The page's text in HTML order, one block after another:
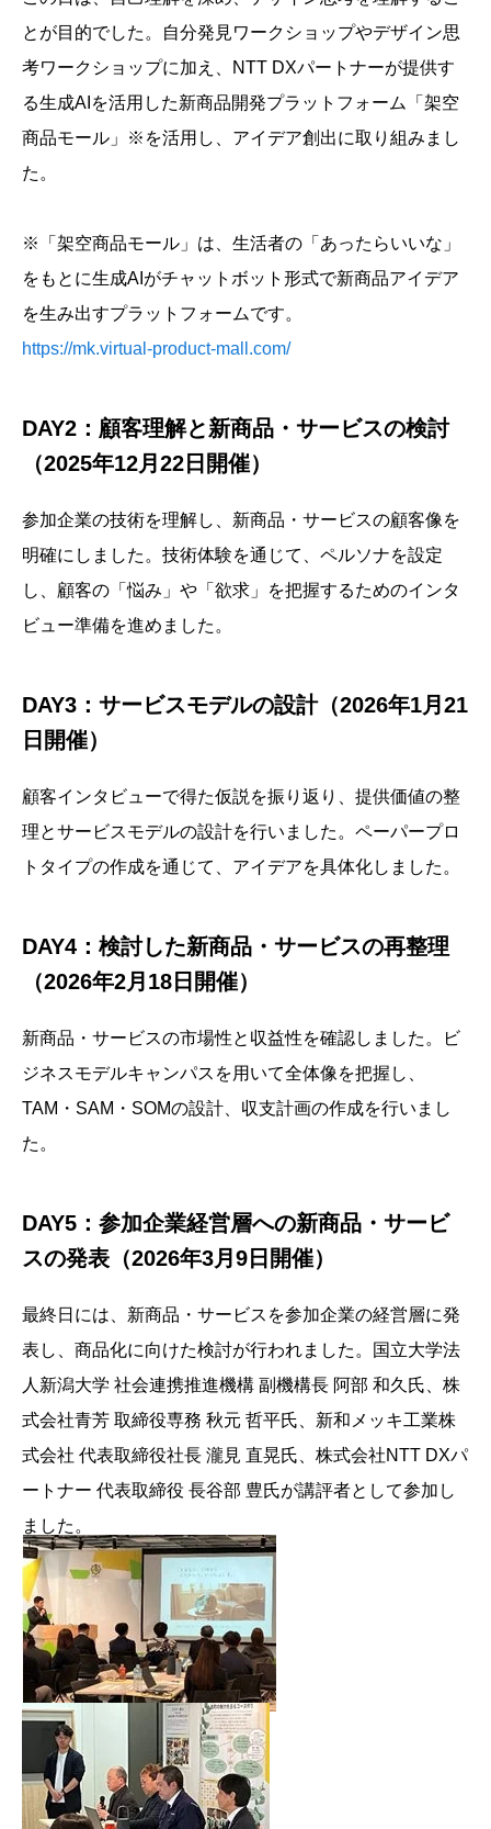
とが目的でした。自分発見ワークショップやデザイン思
考ワークショップに加え、NTT DXパートナーが提供す
る生成AIを活用した新商品開発プラットフォーム「架空
商品モール」※を活用し、アイデア創出に取り組みまし
た。
※「架空商品モール」は、生活者の「あったらいいな」
をもとに生成AIがチャットボット形式で新商品アイデア
を生み出すプラットフォームです。
https://mk.virtual-product-mall.com/
DAY2：顧客理解と新商品・サービスの検討
（2025年12月22日開催）
参加企業の技術を理解し、新商品・サービスの顧客像を
明確にしました。技術体験を通じて、ペルソナを設定
し、顧客の「悩み」や「欲求」を把握するためのインタ
ビュー準備を進めました。
DAY3：サービスモデルの設計（2026年1月21
日開催）
顧客インタビューで得た仮説を振り返り、提供価値の整
理とサービスモデルの設計を行いました。ペーパープロ
トタイプの作成を通じて、アイデアを具体化しました。
DAY4：検討した新商品・サービスの再整理
（2026年2月18日開催）
新商品・サービスの市場性と収益性を確認しました。ビ
ジネスモデルキャンパスを用いて全体像を把握し、
TAM・SAM・SOMの設計、収支計画の作成を行いまし
た。
DAY5：参加企業経営層への新商品・サービ
スの発表（2026年3月9日開催）
最終日には、新商品・サービスを参加企業の経営層に発
表し、商品化に向けた検討が行われました。国立大学法
人新潟大学 社会連携推進機構 副機構長 阿部 和久氏、株
式会社青芳 取締役専務 秋元 哲平氏、新和メッキ工業株
式会社 代表取締役社長 瀧見 直晃氏、株式会社NTT DXパ
ートナー 代表取締役 長谷部 豊氏が講評者として参加し
ました。